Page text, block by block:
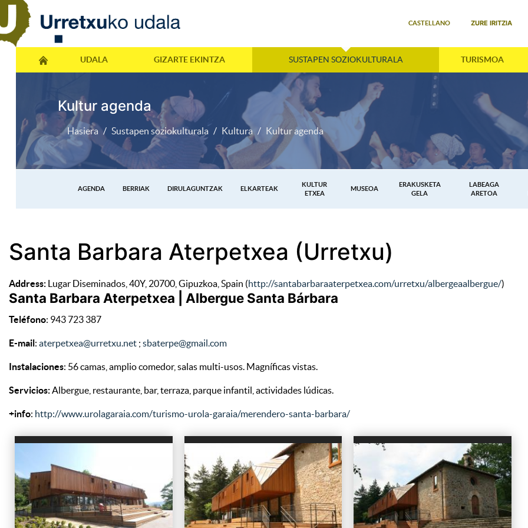
CASTELLANO ZURE IRITZIA
UDALA GIZARTE EKINTZA SUSTAPEN SOZIOKULTURALA TURISMOA
Kultur agenda
Hasiera Sustapen soziokulturala Kultura Kultur agenda
AGENDA BERRIAK DIRULAGUNTZAK ELKARTEAK
KULTUR
ETXEA
MUSEOA
ERAKUSKETA
GELA
LABEAGA
ARETOA
Santa Barbara Aterpetxea (Urretxu)
Address: Lugar Diseminados, 40Y, 20700, Gipuzkoa, Spain (http://santabarbaraaterpetxea.com/urretxu/albergeaalbergue/)
Santa Barbara Aterpetxea | Albergue Santa Bárbara
Teléfono: 943 723 387
E-mail : aterpetxea@urretxu.net ; sbaterpe@gmail.com
Instalaciones: 56 camas, amplio comedor, salas multi-usos. Magníficas vistas.
Servicios:Albergue, restaurante, bar, terraza, parque infantil, actividades lúdicas.
+info: http://www.urolagaraia.com/turismo-urola-garaia/merendero-santa-barbara/